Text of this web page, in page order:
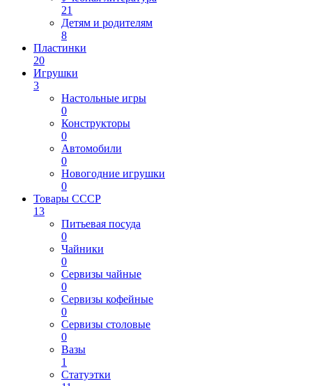
21
Детям и родителям
8
Пластинки
20
Игрушки
3
Настольные игры
0
Конструкторы
0
Автомобили
0
Новогодние игрушки
0
Товары СССР
13
Питьевая посуда
0
Чайники
0
Сервизы чайные
0
Сервизы кофейные
0
Сервизы столовые
0
Вазы
1
Статуэтки